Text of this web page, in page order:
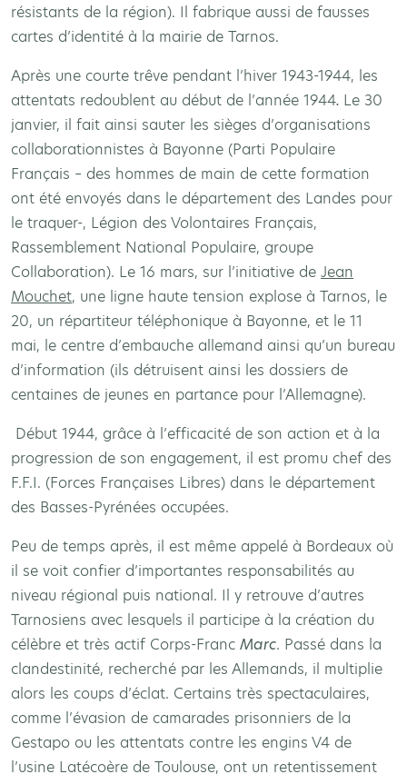
résistants de la région). Il fabrique aussi de fausses
cartes d’identité à la mairie de Tarnos.
Après une courte trêve pendant l’hiver 1943-1944, les
attentats redoublent au début de l’année 1944. Le 30
janvier, il fait ainsi sauter les sièges d’organisations
collaborationnistes à Bayonne (Parti Populaire
Français – des hommes de main de cette formation
ont été envoyés dans le département des Landes pour
le traquer-, Légion des Volontaires Français,
Rassemblement National Populaire, groupe
Collaboration). Le 16 mars, sur l’initiative de Jean
Mouchet, une ligne haute tension explose à Tarnos, le
20, un répartiteur téléphonique à Bayonne, et le 11
mai, le centre d’embauche allemand ainsi qu’un bureau
d’information (ils détruisent ainsi les dossiers de
centaines de jeunes en partance pour l’Allemagne).
Début 1944, grâce à l’efficacité de son action et à la
progression de son engagement, il est promu chef des
F.F.I. (Forces Françaises Libres) dans le département
des Basses-Pyrénées occupées.
Peu de temps après, il est même appelé à Bordeaux où
il se voit confier d’importantes responsabilités au
niveau régional puis national. Il y retrouve d’autres
Tarnosiens avec lesquels il participe à la création du
célèbre et très actif Corps-Franc Marc. Passé dans la
clandestinité, recherché par les Allemands, il multiplie
alors les coups d’éclat. Certains très spectaculaires,
comme l’évasion de camarades prisonniers de la
Gestapo ou les attentats contre les engins V4 de
l’usine Latécoère de Toulouse, ont un retentissement